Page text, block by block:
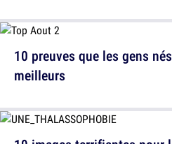
10 preuves que les gens
meilleurs